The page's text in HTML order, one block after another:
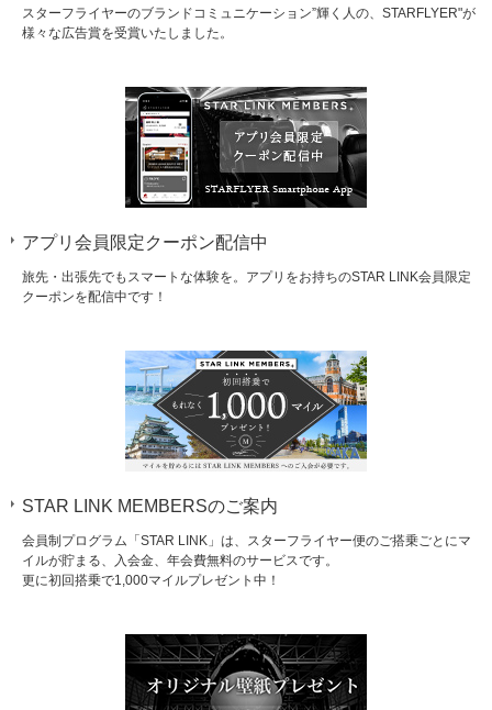
スターフライヤーのブランドコミュニケーション”輝く人の、STARFLYER"が
様々な広告賞を受賞いたしました。
アプリ会員限定クーポン配信中
旅先・出張先でもスマートな体験を。アプリをお持ちのSTAR LINK会員限定
クーポンを配信中です！
STAR LINK MEMBERSのご案内
会員制プログラム「STAR LINK」は、スターフライヤー便のご搭乗ごとにマ
イルが貯まる、入会金、年会費無料のサービスです。
更に初回搭乗で1,000マイルプレゼント中！